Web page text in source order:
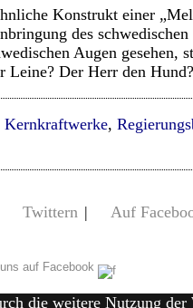
Konstrukt einer
des
Augen gesehen,
Leine? Der Herr den
Kernkraftwerke,
Twittern | Auf
auf Facebook
die weitere Nutzung